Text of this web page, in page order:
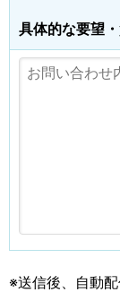
具体的な要望
※送信後、自動